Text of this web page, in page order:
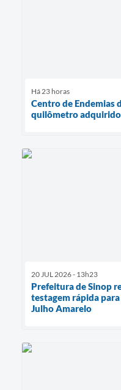
Há 23 horas
Centro de Endemias
quilômetro
20 JUL 2026 - 13h23
Prefeitura de Sinop
testagem rápida
Julho Amarelo